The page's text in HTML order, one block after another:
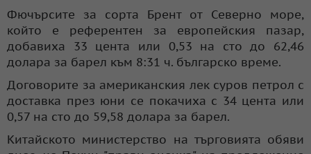
Фючърсите за сорта Брент от Северно море,
който е референтен за европейския пазар,
добавиха 33 цента или 0,53 на сто до 62,46
долара за барел към 8:31 ч. българско време.
Договорите за американския лек суров петрол с
доставка през юни се покачиха с 34 цента или
0,57 на сто до 59,58 долара за барел.
Китайското министерство на търговията обяви